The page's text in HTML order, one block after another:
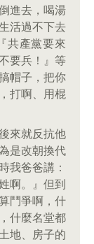
進去，喝湯
活過不下去
共產黨要來
要兵！』等
帽子，把你
打啊、用棍
來就反抗他
是改朝換代
我爸爸講：
啊。』但到
鬥爭啊，什
什麼名堂都
地、房子的